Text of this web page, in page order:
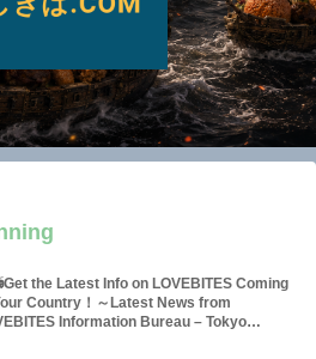
the Latest Info on LOVEBITES Coming
Country！～Latest News from
Information Bureau – Tokyo